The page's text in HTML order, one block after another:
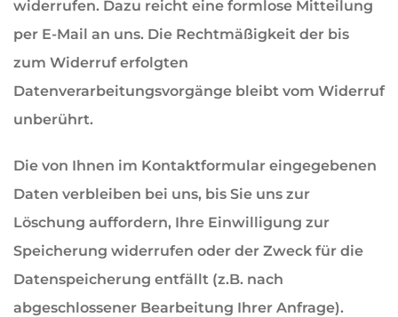
widerrufen. Dazu reicht eine formlose Mitteilung
per E-Mail an uns. Die Rechtmäßigkeit der bis
zum Widerruf erfolgten
Datenverarbeitungsvorgänge bleibt vom Widerruf
unberührt.
Die von Ihnen im Kontaktformular eingegebenen
Daten verbleiben bei uns, bis Sie uns zur
Löschung auffordern, Ihre Einwilligung zur
Speicherung widerrufen oder der Zweck für die
Datenspeicherung entfällt (z.B. nach
abgeschlossener Bearbeitung Ihrer Anfrage).